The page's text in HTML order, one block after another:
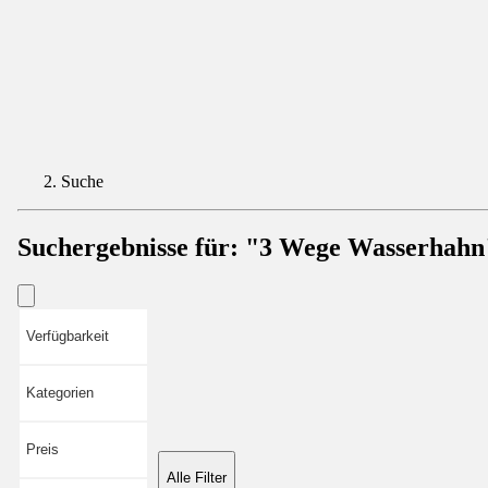
Suche
Suchergebnisse für: "3 Wege
Verfügbarkeit
Kategorien
Preis
Alle Filter